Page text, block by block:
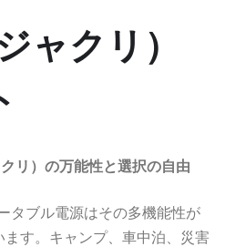
ャクリ）
リ）の万能性と選択の自由
タブル電源はその多機能性が
す。キャンプ、車中泊、災害